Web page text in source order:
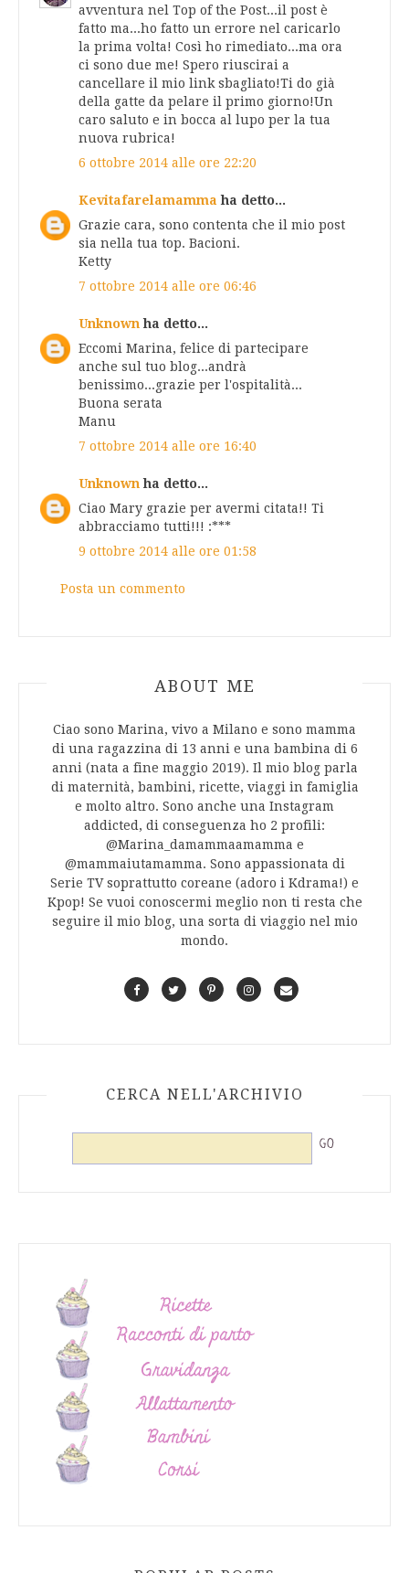
avventura nel Top of the Post...il post è
fatto ma...ho fatto un errore nel caricarlo
la prima volta! Così ho rimediato...ma ora
ci sono due me! Spero riuscirai a
cancellare il mio link sbagliato!Ti do già
della gatte da pelare il primo giorno!Un
caro saluto e in bocca al lupo per la tua
nuova rubrica!
6 ottobre 2014 alle ore 22:20
Kevitafarelamamma ha detto...
Grazie cara, sono contenta che il mio post
sia nella tua top. Bacioni.
Ketty
7 ottobre 2014 alle ore 06:46
Unknown ha detto...
Eccomi Marina, felice di partecipare
anche sul tuo blog...andrà
benissimo...grazie per l'ospitalità...
Buona serata
Manu
7 ottobre 2014 alle ore 16:40
Unknown ha detto...
Ciao Mary grazie per avermi citata!! Ti
abbracciamo tutti!!! :***
9 ottobre 2014 alle ore 01:58
Posta un commento
ABOUT AUTHOR
ABOUT ME
Ciao sono Marina, vivo a Milano e sono mamma
di una ragazzina di 13 anni e una bambina di 6
anni (nata a fine maggio 2019). Il mio blog parla
di maternità, bambini, ricette, viaggi in famiglia
e molto altro. Sono anche una Instagram
addicted, di conseguenza ho 2 profili:
@Marina_damammaamamma e
@mammaiutamamma. Sono appassionata di
Serie TV soprattutto coreane (adoro i Kdrama!) e
Kpop! Se vuoi conoscermi meglio non ti resta che
seguire il mio blog, una sorta di viaggio nel mio
mondo.
F
o
T
r
P
e
I
r
C
t
CERCA NELL'ARCHIVIO